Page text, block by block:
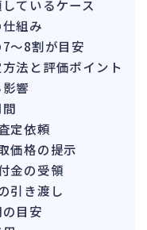
ているケース
組み
〜8割が目安
法と評価ポイント
響
定依頼
価格の提示
金の受領
引き渡し
目安